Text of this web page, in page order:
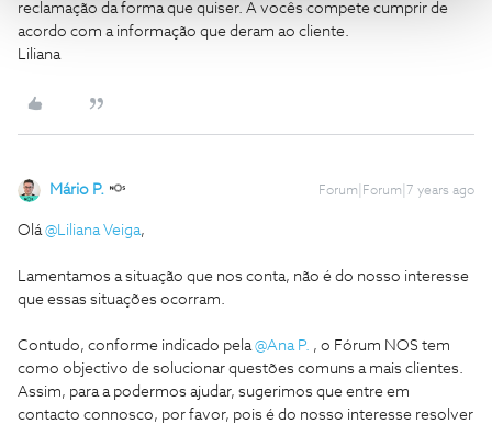
reclamação da forma que quiser. A vocês compete cumprir de
acordo com a informação que deram ao cliente.
Liliana
Mário P. Forum|Forum|7 years ago
Olá@Liliana Veiga,
Lamentamos a situação que nos conta, não é do nosso interesse
que essas situações ocorram.
Contudo, conforme indicado pela@Ana P. , o Fórum NOS tem
como objectivo de solucionar questões comuns a mais clientes.
Assim, para a podermos ajudar, sugerimos que entre em
contacto connosco, por favor, pois é do nosso interesse resolver